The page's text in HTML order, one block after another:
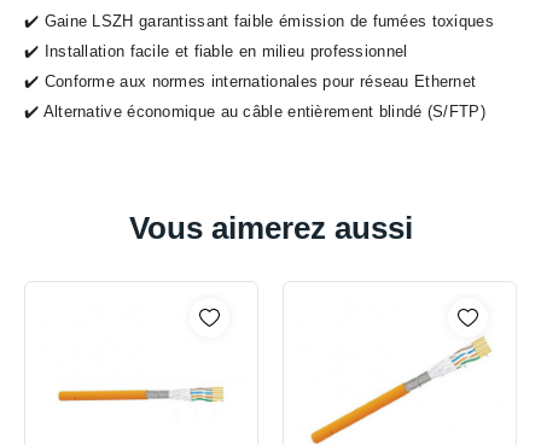
✔️ Gaine LSZH garantissant faible émission de fumées toxiques
✔️ Installation facile et fiable en milieu professionnel
✔️ Conforme aux normes internationales pour réseau Ethernet
✔️ Alternative économique au câble entièrement blindé (S/FTP)
Vous aimerez aussi